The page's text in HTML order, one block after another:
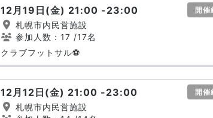
12月19日(金) 21:00 -23:00 開催
札幌市内民営施設
参加人数：17 /17名
クラブフットサル⚽
12月12日(金) 21:00 -23:00 開催
札幌市内民営施設